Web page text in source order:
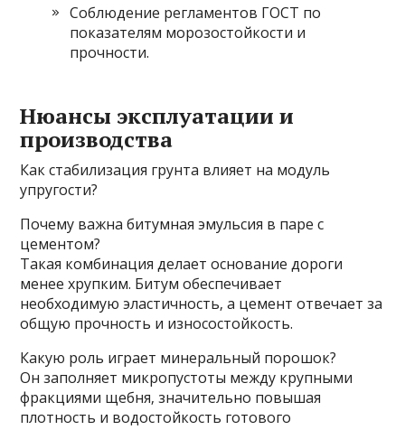
Соблюдение регламентов ГОСТ по
показателям морозостойкости и
прочности.
Нюансы эксплуатации и
производства
Как стабилизация грунта влияет на модуль
упругости?
Почему важна битумная эмульсия в паре с
цементом?
Такая комбинация делает основание дороги
менее хрупким. Битум обеспечивает
необходимую эластичность‚ а цемент отвечает за
общую прочность и износостойкость.
Какую роль играет минеральный порошок?
Он заполняет микропустоты между крупными
фракциями щебня‚ значительно повышая
плотность и водостойкость готового